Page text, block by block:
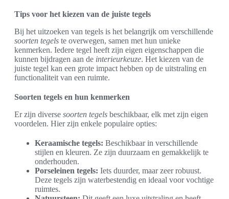
Tips voor het kiezen van de juiste tegels
Bij het uitzoeken van tegels is het belangrijk om verschillende
soorten tegels te overwegen, samen met hun unieke
kenmerken. Iedere tegel heeft zijn eigen eigenschappen die
kunnen bijdragen aan de interieurkeuze. Het kiezen van de
juiste tegel kan een grote impact hebben op de uitstraling en
functionaliteit van een ruimte.
Soorten tegels en hun kenmerken
Er zijn diverse soorten tegels beschikbaar, elk met zijn eigen
voordelen. Hier zijn enkele populaire opties:
Keraamische tegels: Beschikbaar in verschillende
stijlen en kleuren. Ze zijn duurzaam en gemakkelijk te
onderhouden.
Porseleinen tegels: Iets duurder, maar zeer robuust.
Deze tegels zijn waterbestendig en ideaal voor vochtige
ruimtes.